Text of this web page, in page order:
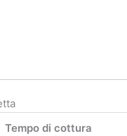
Tempo di cottura